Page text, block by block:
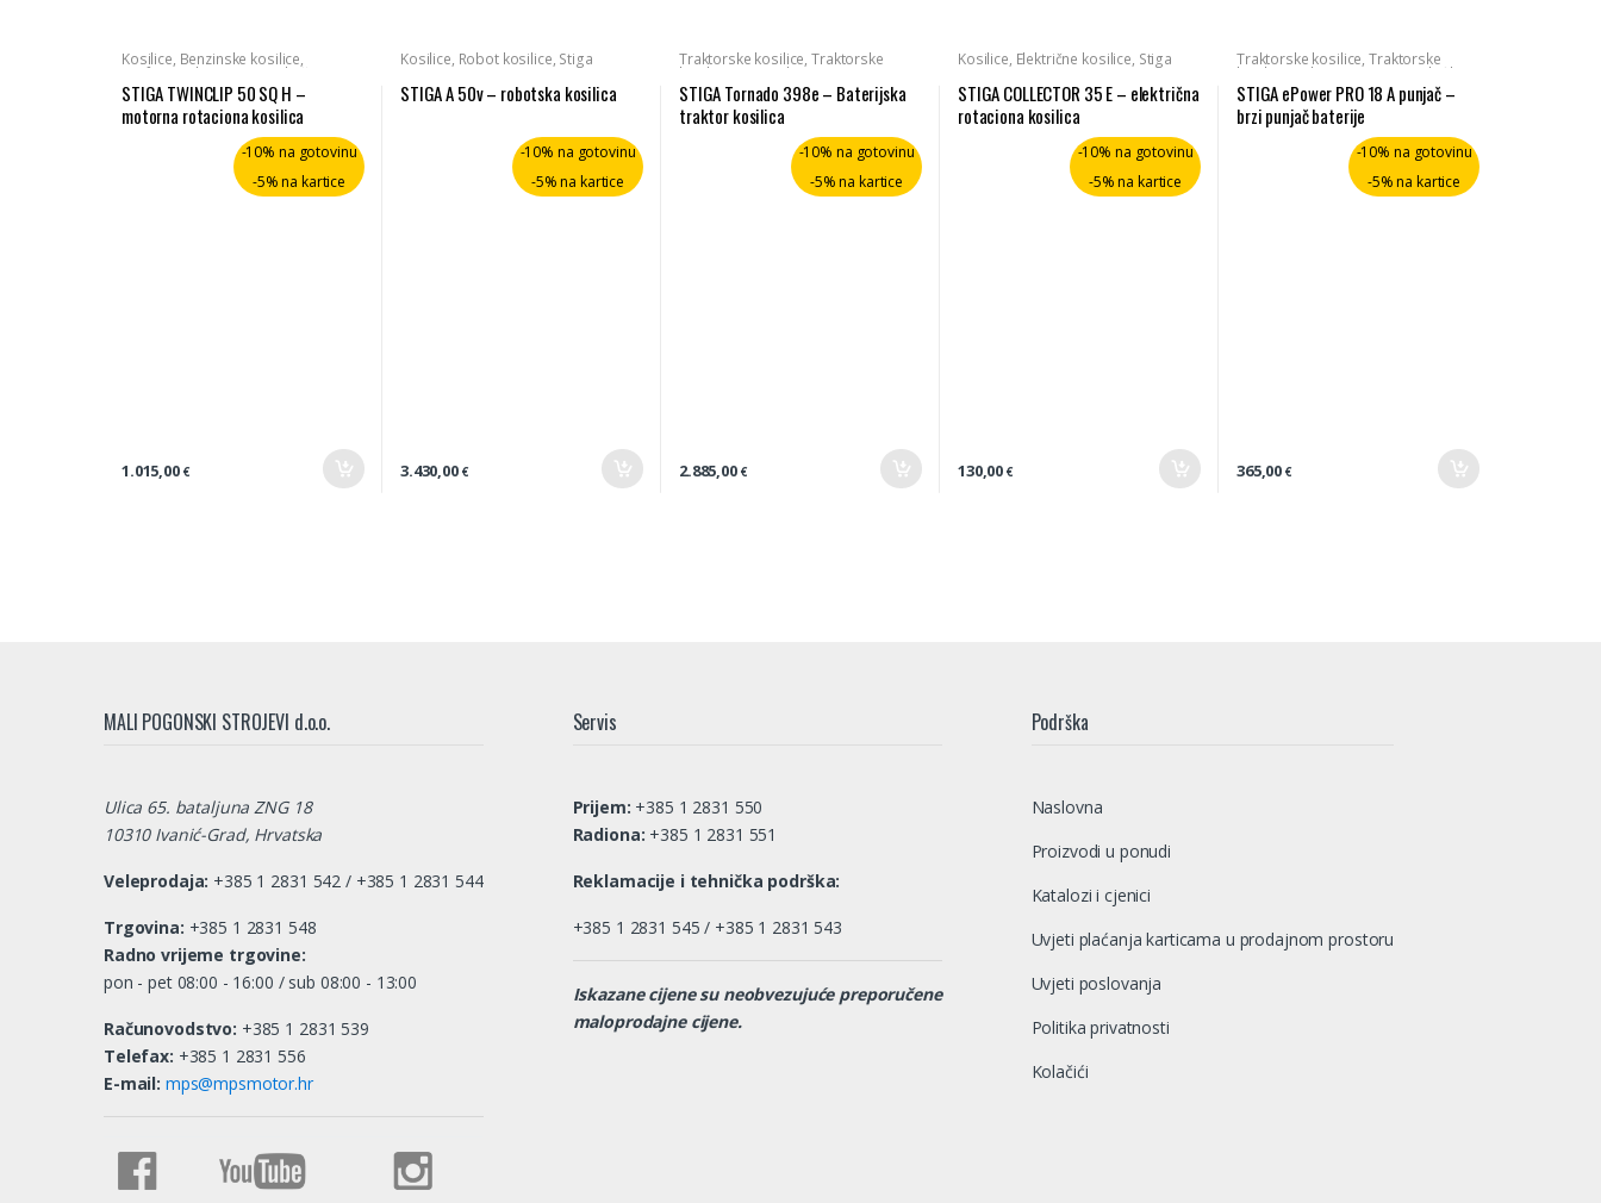
Kosilice, Benzinske kosilice,
Profesionalni strojevi za košnju
Kosilice - profesionalne ,Stiga
STIGA TWINCLIP 50 SQ H –
motorna rotaciona kosilica
-10% na gotovinu
-5% na kartice
1.015,00 €
Kosilice, Robot kosilice, Stiga
STIGA A 50v – robotska kosilica
-10% na gotovinu
-5% na kartice
3.430,00 €
Traktorske kosilice,Traktorske
kosilice Baterijski program
Baterijski uređaji,Stiga
STIGA Tornado 398e – Baterijska
traktor kosilica
-10% na gotovinu
-5% na kartice
2.885,00 €
Kosilice, Električne kosilice, Stiga
STIGA COLLECTOR 35 E – električna
rotaciona kosilica
-10% na gotovinu
-5% na kartice
130,00€
Traktorske kosilice,Traktorske
kosilice Pribor i oprema sjedećih
kosilica,Baterijski program,
Baterijski uređaji,Stiga
STIGA ePower PRO 18 A punjač –
brzi punjač baterije
-10% na gotovinu
-5% na kartice
365,00€
MALI POGONSKI STROJEVI d.o.o.
Ulica 65. bataljuna ZNG 18
10310 Ivanić-Grad, Hrvatska
Veleprodaja: +385 1 2831 542 / +385 1 2831 544
Trgovina: +385 1 2831 548
Radno vrijeme trgovine:
pon - pet 08:00 - 16:00 / sub 08:00 - 13:00
Računovodstvo: +385 1 2831 539
Telefax: +385 1 2831 556
E-mail: mps@mpsmotor.hr
Servis
Prijem: +385 1 2831 550
Radiona: +385 1 2831 551
Reklamacije i tehnička podrška:
+385 1 2831 545 / +385 1 2831 543
Iskazane cijene su neobvezujuće preporučene
maloprodajne cijene.
Podrška
Naslovna
Proizvodi u ponudi
Katalozi i cjenici
Uvjeti plaćanja karticama u prodajnom prostoru
Uvjeti poslovanja
Politika privatnosti
Kolačići